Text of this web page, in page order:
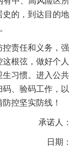
的，到达目的地
责任和义务，强
根弦，做好个人
生习惯。进入公共
、验码工作，以
控坚实防线！
承诺人：
日期：